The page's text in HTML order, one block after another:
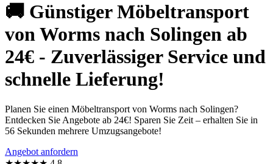
🚚 Günstiger Möbeltransport
von Worms nach Solingen ab
24€ - Zuverlässiger Service und
schnelle Lieferung!
Planen Sie einen Möbeltransport von Worms nach Solingen?
Entdecken Sie Angebote ab 24€! Sparen Sie Zeit – erhalten Sie in
56 Sekunden mehrere Umzugsangebote!
Angebot anfordern